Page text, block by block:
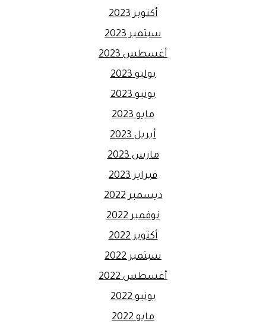
أكتوبر 2023
سبتمبر 2023
أغسطس 2023
يوليو 2023
يونيو 2023
مايو 2023
أبريل 2023
مارس 2023
فبراير 2023
ديسمبر 2022
نوفمبر 2022
أكتوبر 2022
سبتمبر 2022
أغسطس 2022
يونيو 2022
مايو 2022